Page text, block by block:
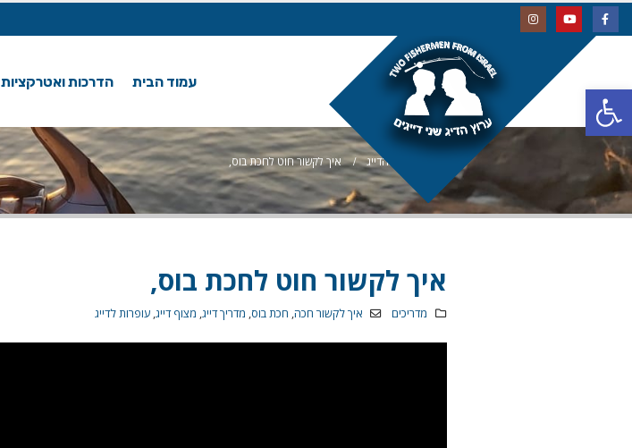
פתח סרגל נגישות עמוד הבית הדרכות ואטרקציות
בלוג הדייג איך לקשור חוט לחכת בוס,
איך לקשור חוט לחכת בוס,
מדריכים איך לקשור חכה, חכת בוס, מדריך דייג, מצוף דייג,עופרות לדייג